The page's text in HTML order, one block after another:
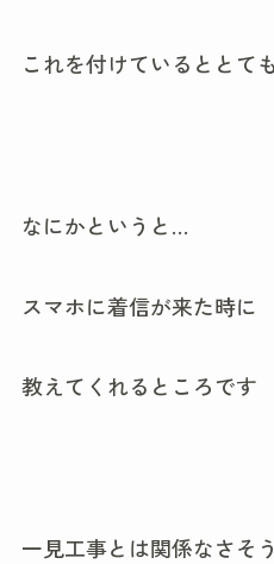
これを付けているととて
なにかというと…
スマホに着信が来た時に
教えてくれるところです
一見工事とは関係なさそ